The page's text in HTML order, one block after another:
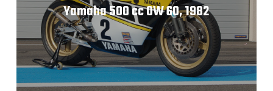
Yamaha 500 cc 0W 60, 1982